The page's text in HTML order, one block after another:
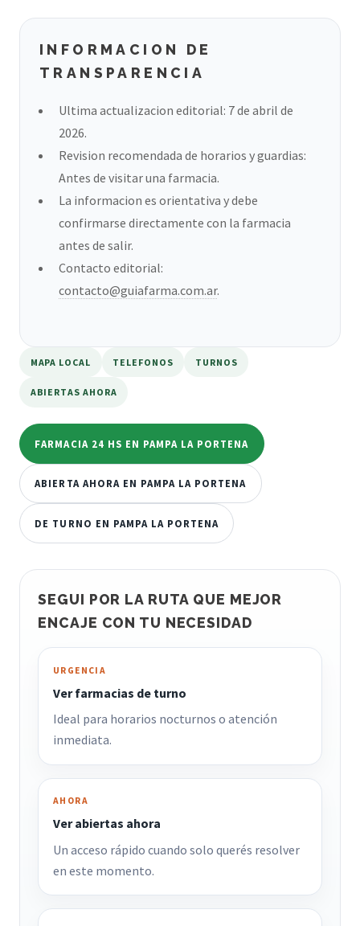
INFORMACION DE
TRANSPARENCIA
Ultima actualizacion editorial: 7 de abril de
2026.
Revision recomendada de horarios y guardias:
Antes de visitar una farmacia.
La informacion es orientativa y debe
confirmarse directamente con la farmacia
antes de salir.
Contacto editorial:
contacto@guiafarma.com.ar.
MAPA LOCAL TELEFONOS TURNOS
ABIERTAS AHORA
FARMACIA 24 HS EN PAMPA LA PORTENA
ABIERTA AHORA EN PAMPA LA PORTENA
DE TURNO EN PAMPA LA PORTENA
SEGUI POR LA RUTA QUE MEJOR
ENCAJE CON TU NECESIDAD
URGENCIA
Ver farmacias de turno
Ideal para horarios nocturnos o atención
inmediata.
AHORA
Ver abiertas ahora
Un acceso rápido cuando solo querés resolver
en este momento.